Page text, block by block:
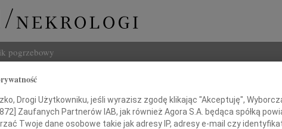
pogrzebowy
Imię i
Drogi Użytkowniku, jeśli wyrazisz zgodę klikając "Akceptuję",
872] Zaufanych Partnerów IAB, jak również Agora S.A. będąca spółką
Twoje dane osobowe takie jak adresy IP, adresy e-mail czy